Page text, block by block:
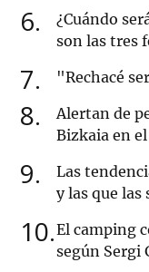
6
¿Cuándo
son las tres
7 "Rechacé
8
Alertan de
Bizkaia en
9
Las
y las que
10 El camping
según Sergi